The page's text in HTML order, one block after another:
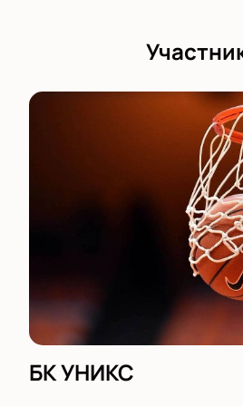
Яркие моменты на паркете
Поддержка трибун
Эмоции от каждого
Купить билеты на
Купите билет на баскетбол
выберите лучшие места с
схемы зала. Стоимость зависит
сектора: выберите места у
рядах — найдите оптимальный
Возможности для болельщиков:
Выбор мест по схеме
Бронирование через сайт
БК УНИКС